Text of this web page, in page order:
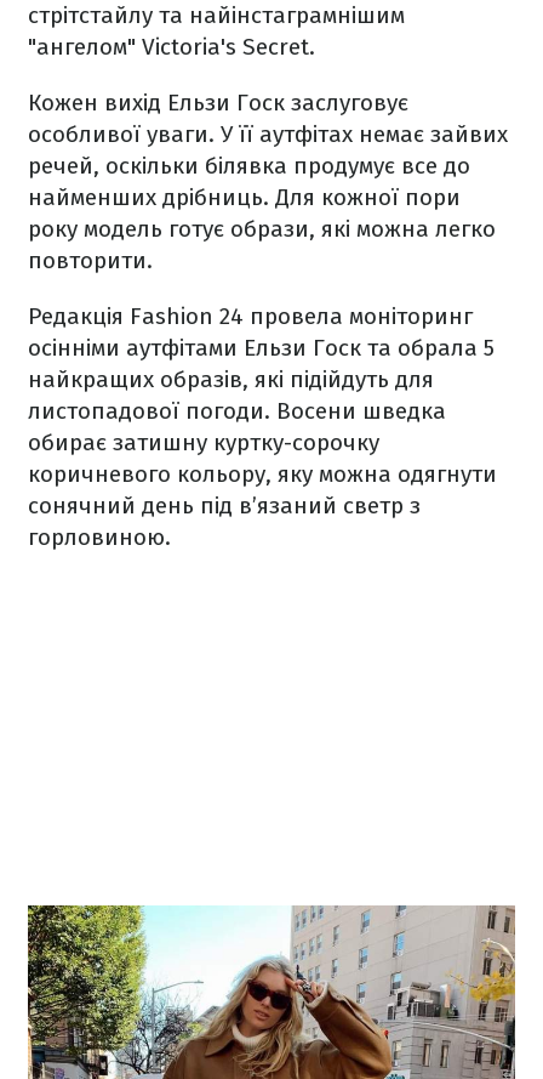
стрітстайлу та найінстаграмнішим
"ангелом" Victoria's Secret.
Кожен вихід Ельзи Госк заслуговує
особливої уваги. У її аутфітах немає зайвих
речей, оскільки білявка продумує все до
найменших дрібниць. Для кожної пори
року модель готує образи, які можна легко
повторити.
Редакція Fashion 24 провела моніторинг
осінніми аутфітами Ельзи Госк та обрала 5
найкращих образів, які підійдуть для
листопадової погоди. Восени шведка
обирає затишну куртку-сорочку
коричневого кольору, яку можна одягнути
сонячний день під в’язаний светр з
горловиною.